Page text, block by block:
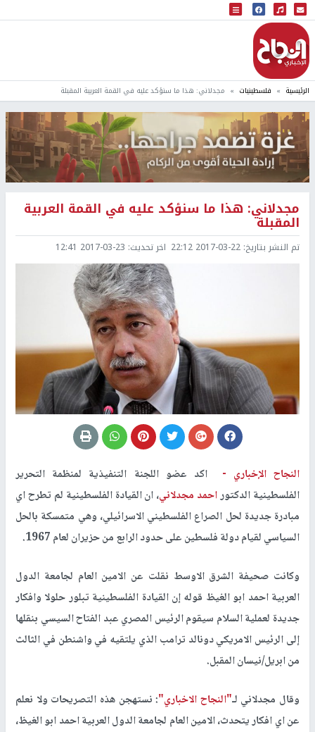
البث المباشر
إذاعة النجاح
الرئيسية فلسطينيات مجدلاني: هذا ما سنؤكد عليه في القمة العربية المقبلة
مجدلاني: هذا ما سنؤكد عليه في القمة العربية
المقبلة
تم النشر بتاريخ: 2017-03-22 22:12 اخر تحديث: 2017-03-23 12:41
النجاح الإخباري -
اكد عضو اللجنة التنفيذية لمنظمة التحرير
الفلسطينية الدكتوراحمد مجدلاني، ان القيادة الفلسطينية لم تطرح اي
مبادرة جديدة لحل الصراع الفلسطيني الاسرائيلي، وهي متمسكة بالحل
السياسي لقيام دولة فلسطين على حدود الرابع من حزيران لعام 1967.
وكانت صحيفة الشرق الاوسط نقلت عن الامين العام لجامعة الدول
العربية احمد ابو الغيظ قوله إن القيادة الفلسطينية تبلور حلولا وافكار
جديدة لعملية السلام سيقوم الرئيس المصري عبد الفتاح السيسي بنقلها
إلى الرئيس الامريكي دونالد ترامب الذي يلتقيه في واشنطن في الثالث
من ابريل/نيسان المقبل.
وقال مجدلاني لـ"النجاح الاخباري": نستهجن هذه التصريحات ولا نعلم
عن اي افكار يتحدث، الامين العام لجامعة الدول العربية احمد ابو الغيظ،